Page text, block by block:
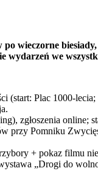
wieczorne
wydarzeń we
(start: Plac 1000-
zgłoszenia online;
przy Pomniku
+ pokaz filmu
„Drogi do